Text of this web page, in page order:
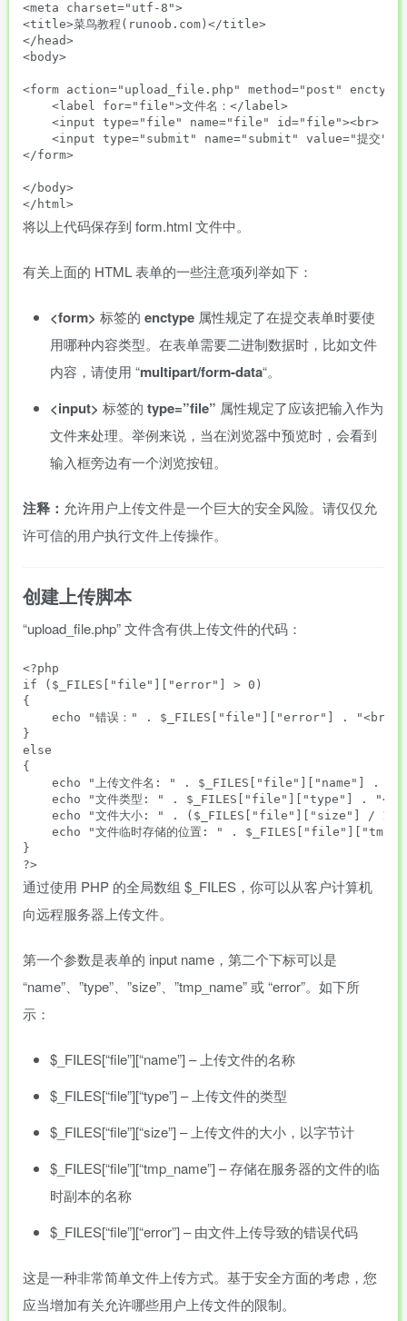
<meta charset="utf-8">
<title>菜鸟教程(runoob.com)</title>
</head>
<body>
<form action="upload_file.php" method="post"
<label for="file">文件名：</label>
<input type="file" name="file" id="file"><br>
<input type="submit" name="submit" value="提交">
</form>
</body>
将以上代码保存到 form.html 文件中。
有关上面的 HTML 表单的一些注意项列举如下：
<form> 标签的 enctype 属性规定了在提交表单时要使
用哪种内容类型。在表单需要二进制数据时，比如文件
内容，请使用 “multipart/form-data“。
<input> 标签的 type=”file” 属性规定了应该把输入作为
文件来处理。举例来说，当在浏览器中预览时，会看到
输入框旁边有一个浏览按钮。
注释： 允许用户上传文件是一个巨大的安全风险。请仅仅允
许可信的用户执行文件上传操作。
创建上传脚本
“upload_file.php” 文件含有供上传文件的代码：
<?php
if ($_FILES["file"]["error"] > 0)
{
echo "错误：" . $_FILES["file"]["error"] . "<br>";
}
else
{
echo "上传文件名: " . $_FILES["file"]["name"] .
echo "文件类型: " . $_FILES["file"]["type"] .
echo "文件大小: " . ($_FILES["file"]["size"] /
echo "文件临时存储的位置: " .
}
通过使用 PHP 的全局数组 $_FILES，你可以从客户计算机
向远程服务器上传文件。
第一个参数是表单的 input name，第二个下标可以是
“name”、”type”、”size”、”tmp_name” 或 “error”。如下所
示：
$_FILES[“file”][“name”] – 上传文件的名称
$_FILES[“file”][“type”] – 上传文件的类型
$_FILES[“file”][“size”] – 上传文件的大小，以字节计
$_FILES[“file”][“tmp_name”] – 存储在服务器的文件的临
时副本的名称
$_FILES[“file”][“error”] – 由文件上传导致的错误代码
这是一种非常简单文件上传方式。基于安全方面的考虑，您
应当增加有关允许哪些用户上传文件的限制。